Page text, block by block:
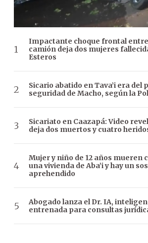
Impactante choque frontal
camión deja dos mujeres
Esteros
Sicario abatido en Tava’i era del
seguridad de Macho, según la
Sicariato en Caazapá: Video
deja dos muertos y cuatro
Mujer y niño de 12 años mueren
una vivienda de Aba’i y hay un
aprehendido
Abogado lanza el Dr. IA,
entrenada para consultas